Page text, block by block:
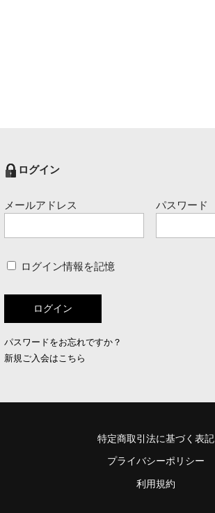
ログイン
メールアドレス パスワード
ログイン情報を記憶
パスワードをお忘れですか？
新規ご入会はこちら
特定商取引法に基づく表記
プライバシーポリシー
利用規約